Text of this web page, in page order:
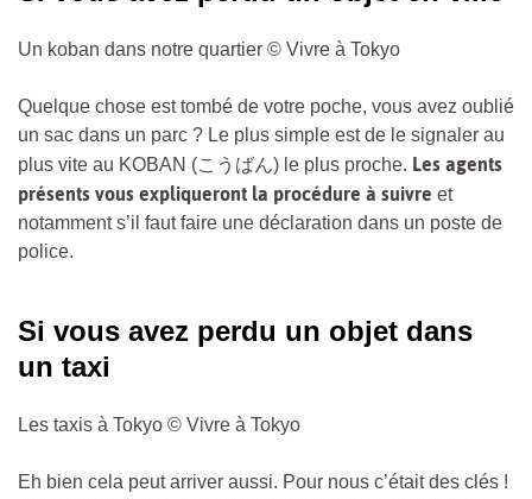
Un koban dans notre quartier © Vivre à Tokyo
Quelque chose est tombé de votre poche, vous avez oublié
un sac dans un parc ? Le plus simple est de le signaler au
plus vite au KOBAN (こうばん) le plus proche. Les agents
présents vous expliqueront la procédure à suivre et
notamment s’il faut faire une déclaration dans un poste de
police.
Si vous avez perdu un objet dans
un taxi
Les taxis à Tokyo © Vivre à Tokyo
Eh bien cela peut arriver aussi. Pour nous c’était des clés !